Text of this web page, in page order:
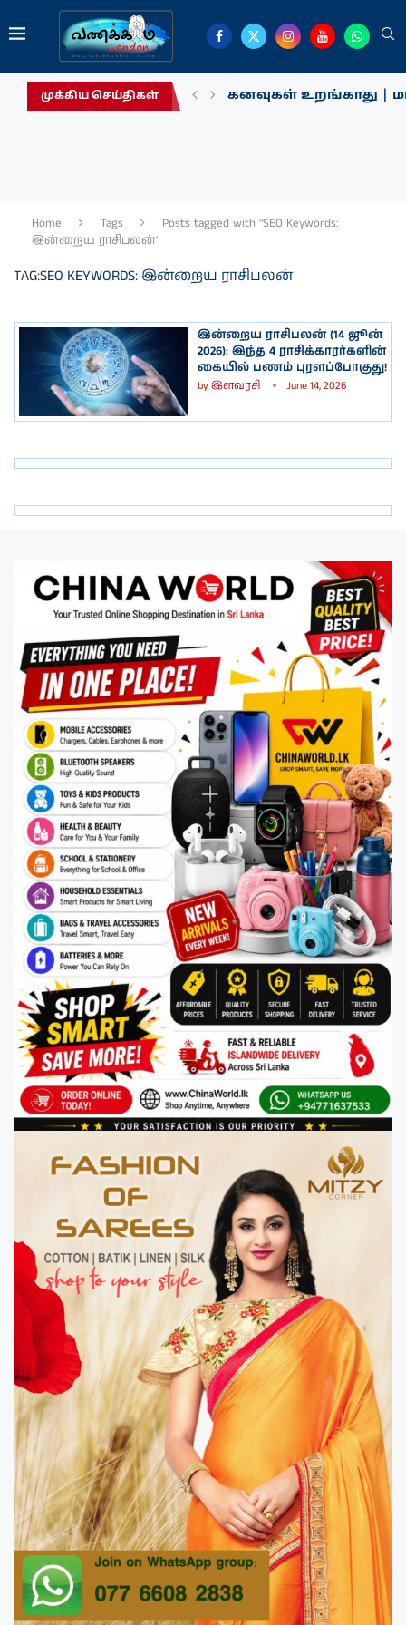
முக்கிய செய்திகள் கனவுகள் உறங்காது |
Home Tags
Posts tagged with "SEO Keywords:
இன்றைய ராசிபலன்"
TAG:SEO KEYWORDS: இன்றைய ராசிபலன்
இன்றைய ராசிபலன் (14 ஜூன்
2026): இந்த 4 ராசிக்காரர்களின்
கையில் பணம் புரளப்போகுது!
byஇளவரசி June 14, 2026